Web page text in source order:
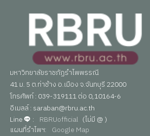
มหาวิทยาลัยราชภัฏรำไพพรรณี
41 ม. 5 ต.ท่าช้าง อ.เมือง จ.จันทบุรี 22000
โทรศัพท์ : 039-319111 ต่อ 0,10164-6
อีเมลล์ : saraban@rbru.ac.th
Line
: RBRUofficial (ไม่มี @ )
แผนที่รำไพฯ: Google Map